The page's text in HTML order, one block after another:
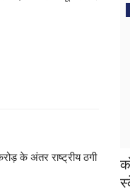
के अंतर राष्ट्रीय ठगी
ओपन नेशनल